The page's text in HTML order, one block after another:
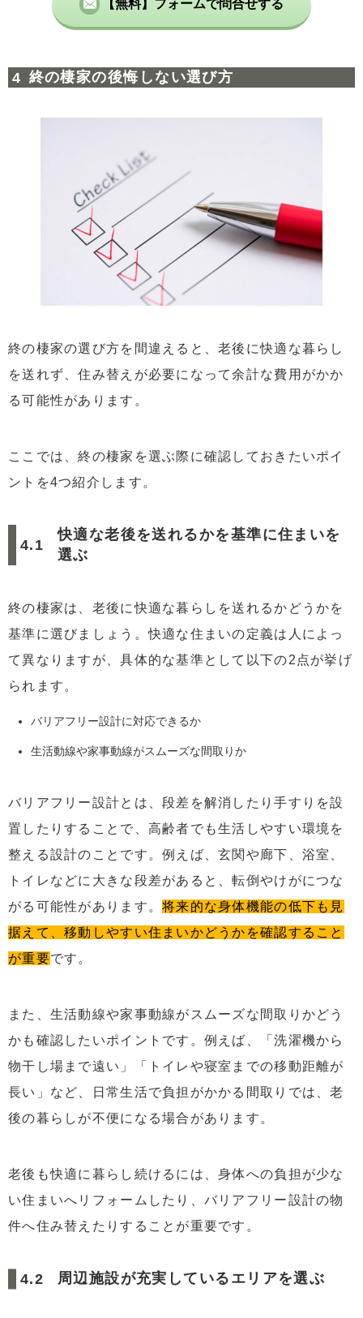
【無料】フォームで問合せする
終の棲家の後悔しない選び方
終の棲家の選び方を間違えると、老後に快適な暮らし
を送れず、住み替えが必要になって余計な費用がかか
る可能性があります。
ここでは、終の棲家を選ぶ際に確認しておきたいポイ
ントを4つ紹介します。
快適な老後を送れるかを基準に住まいを
選ぶ
終の棲家は、老後に快適な暮らしを送れるかどうかを
基準に選びましょう。快適な住まいの定義は人によっ
て異なりますが、具体的な基準として以下の2点が挙げ
られます。
バリアフリー設計に対応できるか
生活動線や家事動線がスムーズな間取りか
バリアフリー設計とは、段差を解消したり手すりを設
置したりすることで、高齢者でも生活しやすい環境を
整える設計のことです。例えば、玄関や廊下、浴室、
トイレなどに大きな段差があると、転倒やけがにつな
がる可能性があります。将来的な身体機能の低下も見
据えて、移動しやすい住まいかどうかを確認すること
が重要です。
また、生活動線や家事動線がスムーズな間取りかどう
かも確認したいポイントです。例えば、「洗濯機から
物干し場まで遠い」「トイレや寝室までの移動距離が
長い」など、日常生活で負担がかかる間取りでは、老
後の暮らしが不便になる場合があります。
老後も快適に暮らし続けるには、身体への負担が少な
い住まいへリフォームしたり、バリアフリー設計の物
件へ住み替えたりすることが重要です。
周辺施設が充実しているエリアを選ぶ